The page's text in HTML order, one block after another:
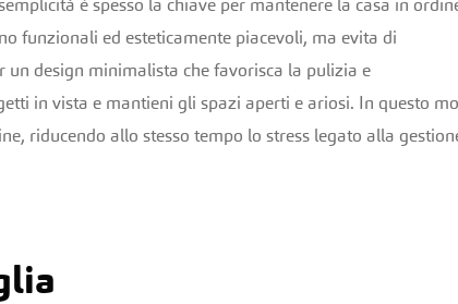
è spesso la chiave per mantenere la casa in
funzionali ed esteticamente piacevoli, ma evita di
design minimalista che favorisca la pulizia e
in vista e mantieni gli spazi aperti e ariosi. In questo
riducendo allo stesso tempo lo stress legato alla